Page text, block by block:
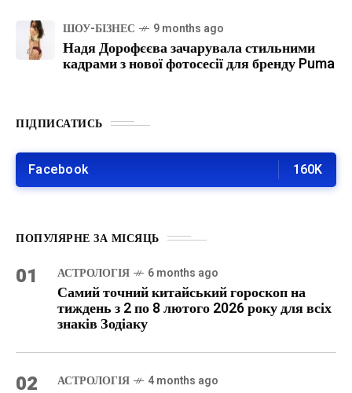
ШОУ-БІЗНЕС 9 months ago
Надя Дорофєєва зачарувала стильними
кадрами з нової фотосесії для бренду Puma
ПІДПИСАТИСЬ
Facebook 160K
ПОПУЛЯРНЕ ЗА МІСЯЦЬ
01 АСТРОЛОГІЯ 6 months ago
Самий точний китайський гороскоп на
тиждень з 2 по 8 лютого 2026 року для всіх
знаків Зодіаку
02 АСТРОЛОГІЯ 4 months ago